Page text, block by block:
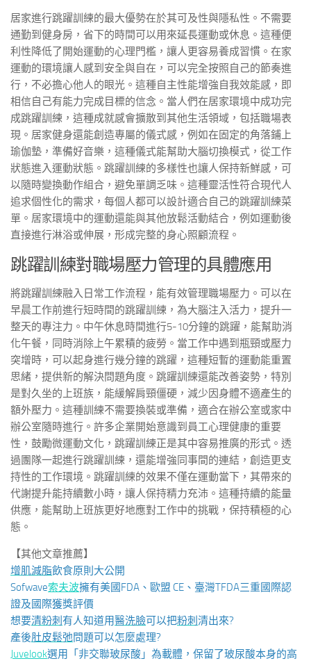
居家進行跳躍訓練的最大優勢在於其可及性與隱私性。不需要
通勤到健身房，省下的時間可以用來延長運動或休息。這種便
利性降低了開始運動的心理門檻，讓人更容易養成習慣。在家
運動的環境讓人感到安全與自在，可以完全按照自己的節奏進
行，不必擔心他人的眼光。這種自主性能增強自我效能感，即
相信自己有能力完成目標的信念。當人們在居家環境中成功完
成跳躍訓練，這種成就感會擴散到其他生活領域，包括職場表
現。居家健身還能創造專屬的儀式感，例如在固定的角落鋪上
瑜伽墊，準備好音樂，這種儀式能幫助大腦切換模式，從工作
狀態進入運動狀態。跳躍訓練的多樣性也讓人保持新鮮感，可
以隨時變換動作組合，避免單調乏味。這種靈活性符合現代人
追求個性化的需求，每個人都可以設計適合自己的跳躍訓練菜
單。居家環境中的運動還能與其他放鬆活動結合，例如運動後
直接進行淋浴或伸展，形成完整的身心照顧流程。
跳躍訓練對職場壓力管理的具體應用
將跳躍訓練融入日常工作流程，能有效管理職場壓力。可以在
早晨工作前進行短時間的跳躍訓練，為大腦注入活力，提升一
整天的專注力。中午休息時間進行5-10分鐘的跳躍，能幫助消
化午餐，同時消除上午累積的疲勞。當工作中遇到瓶頸或壓力
突增時，可以起身進行幾分鐘的跳躍，這種短暫的運動能重置
思緒，提供新的解決問題角度。跳躍訓練還能改善姿勢，特別
是對久坐的上班族，能緩解肩頸僵硬，減少因身體不適產生的
額外壓力。這種訓練不需要換裝或準備，適合在辦公室或家中
辦公室隨時進行。許多企業開始意識到員工心理健康的重要
性，鼓勵微運動文化，跳躍訓練正是其中容易推廣的形式。透
過團隊一起進行跳躍訓練，還能增強同事間的連結，創造更支
持性的工作環境。跳躍訓練的效果不僅在運動當下，其帶來的
代謝提升能持續數小時，讓人保持精力充沛。這種持續的能量
供應，能幫助上班族更好地應對工作中的挑戰，保持積極的心
態。
【其他文章推薦】
增肌減脂飲食原則大公開
Sofwave索夫波擁有美國FDA、歐盟 CE、臺灣TFDA三重國際認
證及國際獲獎評價
想要清粉刺 有人知道用醫洗臉可以把粉刺 清出來?
產後肚皮鬆弛問題可以怎麼處理?
Juvelook選用「非交聯玻尿酸」為載體，保留了玻尿酸本身的高